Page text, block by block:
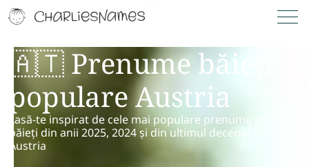
🇦🇹 Prenume băieți
populare Austria
Lasă-te inspirat de cele mai populare prenume pentru
băieți din anii 2025, 2024 și din ultimul deceniu din
Austria